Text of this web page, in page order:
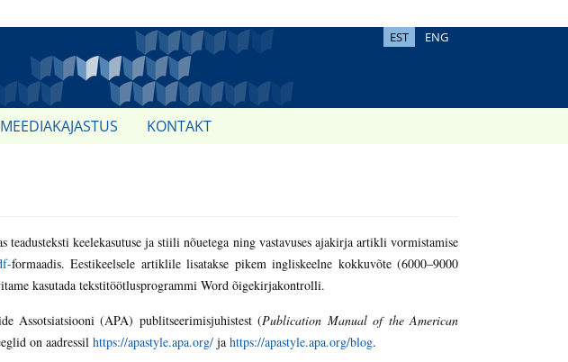
MEEDIAKAJASTUS KONTAKT
EST ENG
keelekasutuse ja stiili nõuetega ning vastavuses ajakirja artikli vormistamise
formaadis. Eestikeelsele artiklile lisatakse pikem ingliskeelne kokkuvõte (6000–9000
kasutada tekstitöötlusprogrammi Word õigekirjakontrolli.
Assotsiatsiooni (APA) publitseerimisjuhistest (Publication Manual of the American
on aadressil https://apastyle.apa.org/ ja https://apastyle.apa.org/blog.